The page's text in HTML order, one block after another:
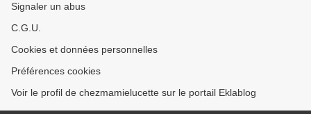
Signaler un abus
C.G.U.
Cookies et données personnelles
Préférences cookies
Voir le profil de chezmamielucette sur le portail Eklablog